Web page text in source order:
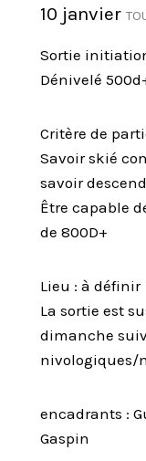
10 janvier
Sortie
Dénivelé
Critère de
Savoir skié
savoir
Être capable
de 800D+
Lieu : à définir
La sortie est
dimanche
nivologiques/
encadrants :
Gaspin